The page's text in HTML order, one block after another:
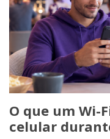
O que um Wi-
celular